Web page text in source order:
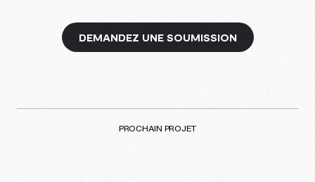
DEMANDEZ UNE SOUMISSION
PROCHAIN PROJET